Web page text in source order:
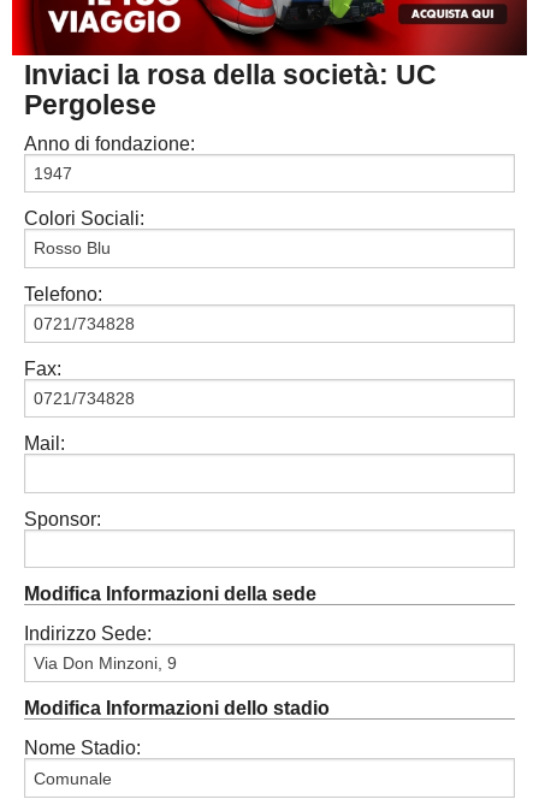
MACERATA
PESARO URBINO
ECCELLENZA
PROMOZIONE
1^ CATEGORIA
2^ CATEGORIA
3^ CATEGORIA
GIOVANILI
REGIONALI
DIRETTA
Inviaci la rosa della società: UC
Pergolese
Anno di fondazione:
Colori Sociali:
Telefono:
Fax:
Mail:
Sponsor:
Modifica Informazioni della sede
Indirizzo Sede:
Modifica Informazioni dello stadio
Nome Stadio: